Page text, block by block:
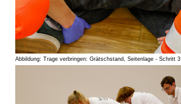
Abbildung: Trage verbringen: Grätschstand, Seitenlage - Schritt 3